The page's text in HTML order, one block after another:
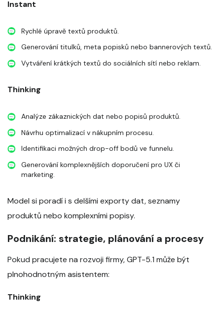
Instant
Rychlé úpravě textů produktů.
Generování titulků, meta popisků nebo bannerových textů.
Vytváření krátkých textů do sociálních sítí nebo reklam.
Thinking
Analýze zákaznických dat nebo popisů produktů.
Návrhu optimalizací v nákupním procesu.
Identifikaci možných drop-off bodů ve funnelu.
Generování komplexnějších doporučení pro UX či
marketing.
Model si poradí i s delšími exporty dat, seznamy
produktů nebo komplexními popisy.
Podnikání: strategie, plánování a procesy
Pokud pracujete na rozvoji firmy, GPT-5.1 může být
plnohodnotným asistentem:
Thinking